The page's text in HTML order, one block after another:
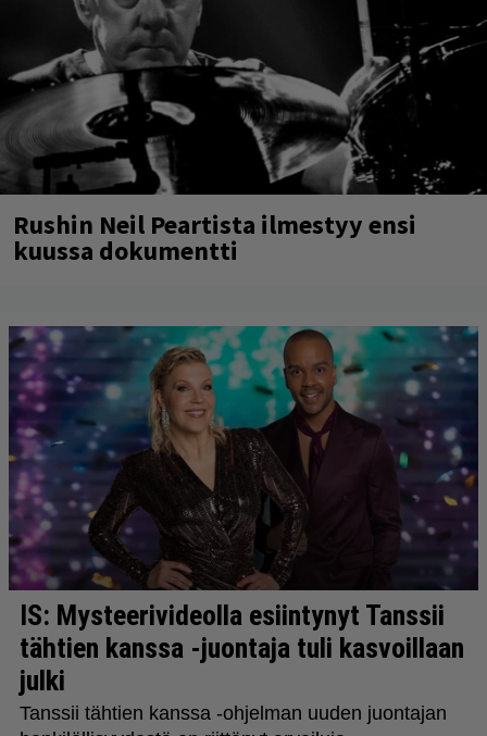
Rushin Neil Peartista ilmestyy ensi
kuussa dokumentti